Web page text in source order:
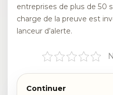
entreprises de plus de 50
charge de la preuve est
lanceur d’alerte.
Continuer